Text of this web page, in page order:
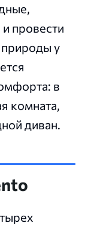
провести
природы у
в
комната,
диван.